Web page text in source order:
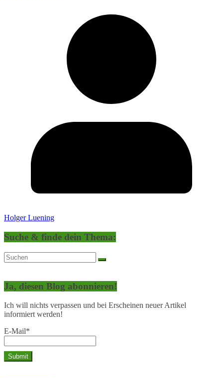
Holger Luening
Suche & finde dein Thema:
Ja, diesen Blog abonnieren!
Ich will nichts verpassen und bei Erscheinen neuer Artikel
informiert werden!
E-Mail*